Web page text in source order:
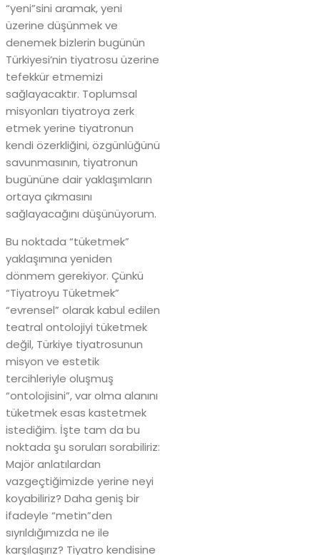
“yeni”sini aramak, yeni
üzerine düşünmek ve
denemek bizlerin bugünün
Türkiyesi’nin tiyatrosu üzerine
tefekkür etmemizi
sağlayacaktır. Toplumsal
misyonları tiyatroya zerk
etmek yerine tiyatronun
kendi özerkliğini, özgünlüğünü
savunmasının, tiyatronun
bugününe dair yaklaşımların
ortaya çıkmasını
sağlayacağını düşünüyorum.
Bu noktada “tüketmek”
yaklaşımına yeniden
dönmem gerekiyor. Çünkü
“Tiyatroyu Tüketmek”
“evrensel” olarak kabul edilen
teatral ontolojiyi tüketmek
değil, Türkiye tiyatrosunun
misyon ve estetik
tercihleriyle oluşmuş
“ontolojisini”, var olma alanını
tüketmek esas kastetmek
istediğim. İşte tam da bu
noktada şu soruları sorabiliriz:
Majör anlatılardan
vazgeçtiğimizde yerine neyi
koyabiliriz? Daha geniş bir
ifadeyle “metin”den
sıyrıldığımızda ne ile
karşılaşırız? Tiyatro kendisine